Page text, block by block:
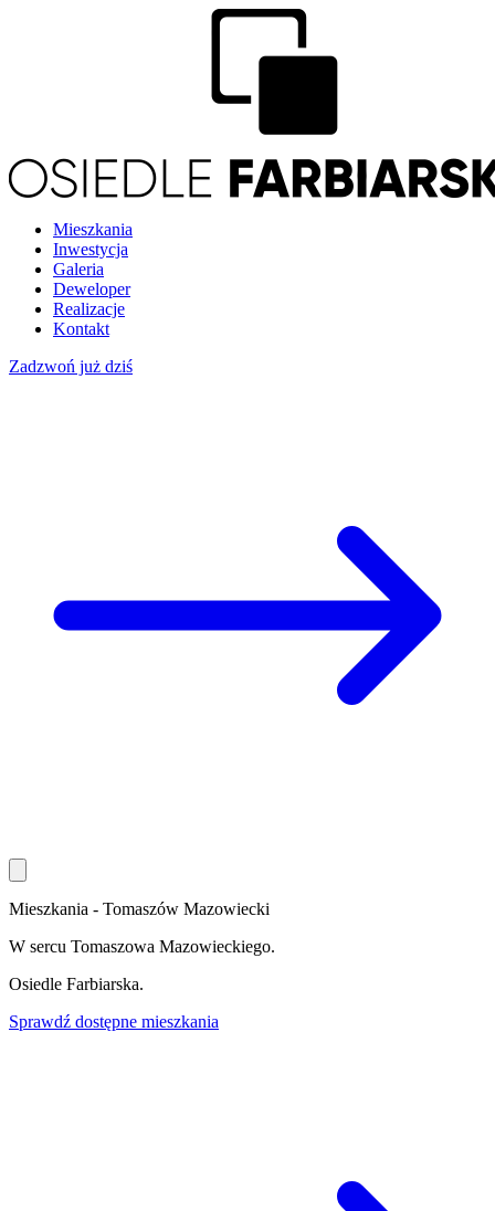
Mieszkania
Inwestycja
Galeria
Deweloper
Realizacje
Kontakt
Zadzwoń już dziś
Mieszkania - Tomaszów Mazowiecki
W sercu Tomaszowa Mazowieckiego.
Osiedle Farbiarska.
Sprawdź dostępne mieszkania